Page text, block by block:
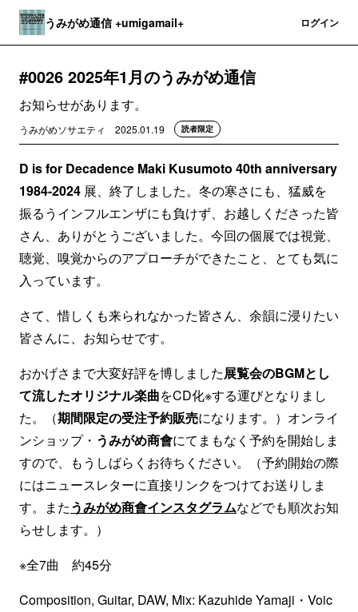
うみがめ通信 +umigamail+ ログイン
#0026 2025年1月のうみがめ通信
お知らせがあります。
うみがめソサエティ 2025.01.19 読者限定
D is for Decadence Maki Kusumoto 40th anniversary
1984-2024 展、終了しました。冬の寒さにも、猛威を
振るうインフルエンザにも負けず、お越しくださった皆
さん、ありがとうございました。今回の個展では視覚、
聴覚、嗅覚からのアプローチができたこと、とても気に
入っています。
さて、惜しくも来られなかった皆さん、余韻に浸りたい
皆さんに、お知らせです。
おかげさまで大変好評を博しました展覧会のBGMとし
て流したオリジナル楽曲をCD化※する運びとなりまし
た。（期間限定の受注予約販売になります。）オンライ
ンショップ・ うみがめ商會にてまもなく予約を開始しま
すので、もうしばらくお待ちください。（予約開始の際
にはニュースレターに直接リンクをつけてお送りしま
す。またうみがめ商會インスタグラムなどでも順次お知
らせします。）
※全7曲 約45分
Composition, Guitar, DAW, Mix: Kazuhide Yamaji・Voic